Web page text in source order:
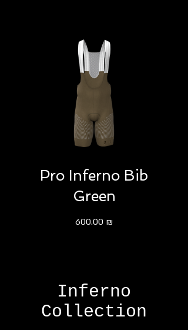
Pro Inferno Bib
Green
600.00 ₪
Inferno
Collection